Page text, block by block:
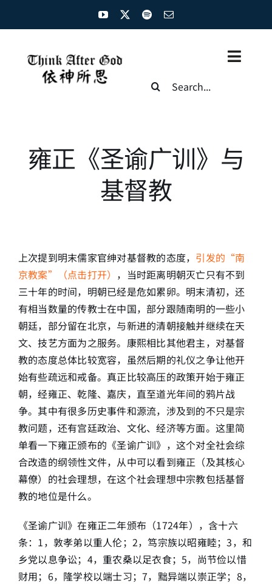
圣经概览
圣经解析
简介
下载
Search
雍正《圣谕广训》与
基督教
上次提到明末儒家官绅对基督教的态度， 引发的“南
京教案”（点击打开） ，当时距离明朝灭亡只有不到
三十年的时间，明朝已经是危如累卵。明末清初，还
有相当数量的传教士在中国，部分跟随南明的一些小
朝廷，部分留在北京，与新进的清朝接触并继续在天
文、技艺方面为之服务。康熙相比其他君主，对基督
教的态度总体比较宽容，虽然后期的礼仪之争让他开
始有些疏远和戒备。真正比较高压的政策开始于雍正
朝，经雍正、乾隆、嘉庆，直至道光年间的鸦片战
争。其中有很多历史事件和源流，涉及到的不只是宗
教问题，还有宫廷政治、文化、经济等方面。这里简
单看一下雍正颁布的《圣谕广训》，这个对全社会综
合改造的纲领性文件，从中可以看到雍正（及其核心
幕僚）的社会理想，在这个社会理想中宗教包括基督
教的地位是什么。
《圣谕广训》在雍正二年颁布（1724年），含十六
条：1，敦孝弟以重人伦；2，笃宗族以昭雍睦；3，和
乡党以息争讼；4，重农桑以足衣食；5，尚节俭以惜
财用；6，隆学校以端士习；7，黜异端以崇正学；8，